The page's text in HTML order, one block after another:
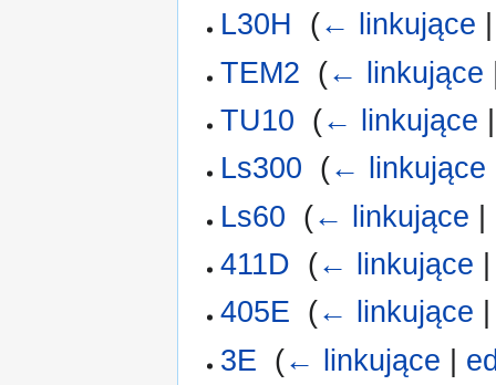
L30H
(← linkujące
TEM2 (← linkujące
TU10 (← linkujące
Ls300 (← linkujące
Ls60 (← linkujące
411D (← linkujące
405E (← linkujące
3E (← linkujące